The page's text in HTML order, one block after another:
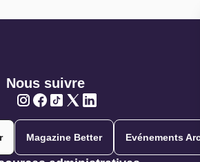
Nous suivre
Magazine Better Evénements